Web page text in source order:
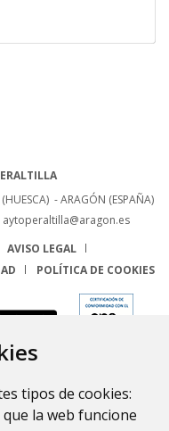
tipos de cookies:
la web funcione
- ARAGÓN (ESPAÑA)
aytoperaltilla@aragon.es
AVISO LEGAL
POLÍTICA DE COOKIES